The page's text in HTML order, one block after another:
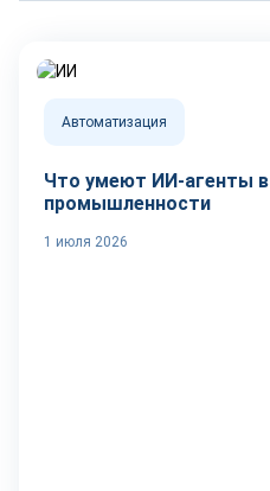
Автоматизация
Что умеют ИИ-агенты в
промышленности
1 июля 2026